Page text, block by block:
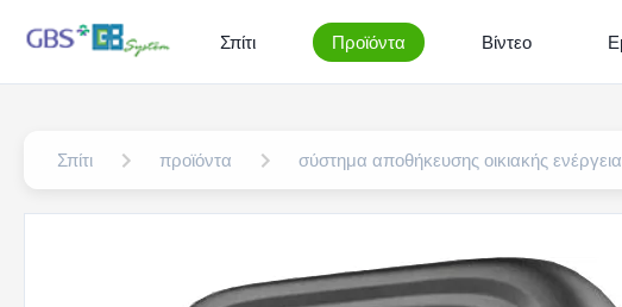
Σπίτι Προϊόντα Βίντεο
Σπίτι προϊόντα σύστημα αποθήκευσης οικιακής